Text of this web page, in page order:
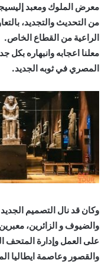
معرض الملوك ومعبد إليسيجا
من التحديث والتجديد،
الراعية من القطاع الخاص.
معلنا اعجابه وانبهاره
المصري في ثوبه الجديد.
وكان قد نال التصميم
والضيوف و الزائرين،
على العمل وإدارة المتحف
والقصور وعاصمة ايطاليا